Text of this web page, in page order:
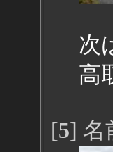
次
高
[5] 名